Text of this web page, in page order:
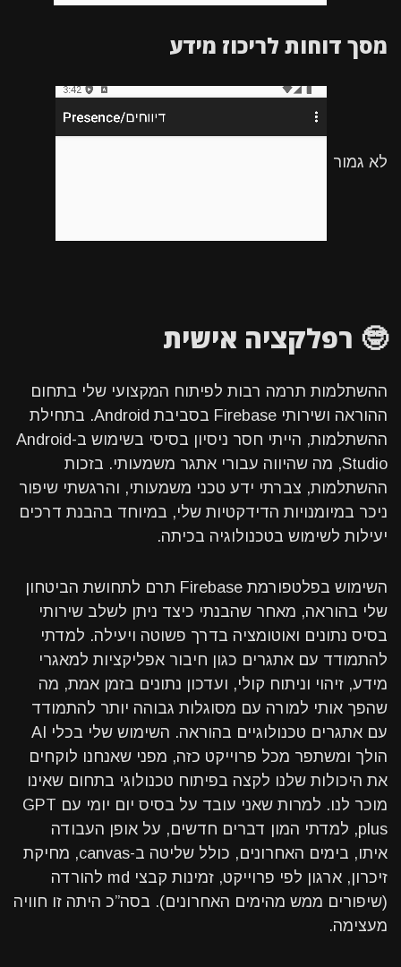
מסך דוחות לריכוז מידע
לא גמור
🤓 רפלקציה אישית
ההשתלמות תרמה רבות לפיתוח המקצועי שלי בתחום
ההוראה ושירותי Firebase בסביבת Android. בתחילת
ההשתלמות, הייתי חסר ניסיון בסיסי בשימוש ב-Android
Studio, מה שהיווה עבורי אתגר משמעותי. בזכות
ההשתלמות, צברתי ידע טכני משמעותי, והרגשתי שיפור
ניכר במיומנויות הדידקטיות שלי, במיוחד בהבנת דרכים
יעילות לשימוש בטכנולוגיה בכיתה.
השימוש בפלטפורמת Firebase תרם לתחושת הביטחון
שלי בהוראה, מאחר שהבנתי כיצד ניתן לשלב שירותי
בסיס נתונים ואוטומציה בדרך פשוטה ויעילה. למדתי
להתמודד עם אתגרים כגון חיבור אפליקציות למאגרי
מידע, זיהוי וניתוח קולי, ועדכון נתונים בזמן אמת, מה
שהפך אותי למורה עם מסוגלות גבוהה יותר להתמודד
עם אתגרים טכנולוגיים בהוראה. השימוש שלי בכלי AI
הולך ומשתפר מכל פרוייקט כזה, מפני שאנחנו לוקחים
את היכולות שלנו לקצה בפיתוח טכנולוגי בתחום שאינו
מוכר לנו. למרות שאני עובד על בסיס יום יומי עם GPT
plus, למדתי המון דברים חדשים, על אופן העבודה
איתו, בימים האחרונים, כולל שליטה ב-canvas, מחיקת
זיכרון, ארגון לפי פרוייקט, זמינות קבצי md להורדה
(שיפורים ממש מהימים האחרונים). בסה”כ היתה זו חוויה
מעצימה.